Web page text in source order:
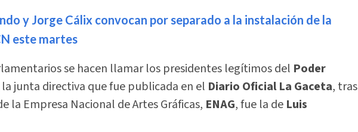
y Jorge Cálix convocan por separado a la instalación de la
este martes
se hacen llamar los presidentes legítimos del Poder
junta directiva que fue publicada en el Diario Oficial La Gaceta, tras
la Empresa Nacional de Artes Gráficas, ENAG, fue la de Luis